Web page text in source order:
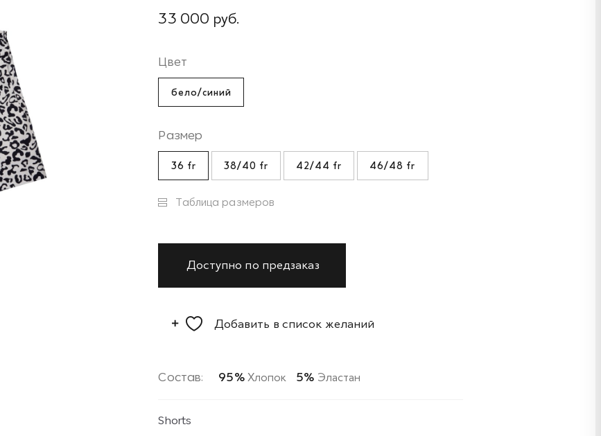
33 000 руб.
Цвет
бело/синий
Размер
36 fr 38/40 fr 42/44 fr 46/48 fr
Таблица размеров
Доступно по предзаказ
Добавить в список желаний
Состав: 95%Хлопок 5% Эластан
Shorts